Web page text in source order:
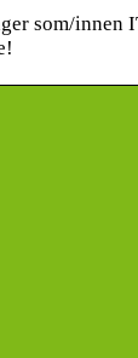
som/innen